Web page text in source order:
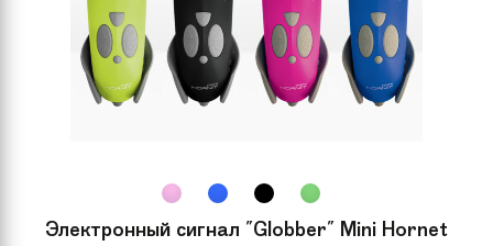
Электронный сигнал "Globber" Mini Hornet